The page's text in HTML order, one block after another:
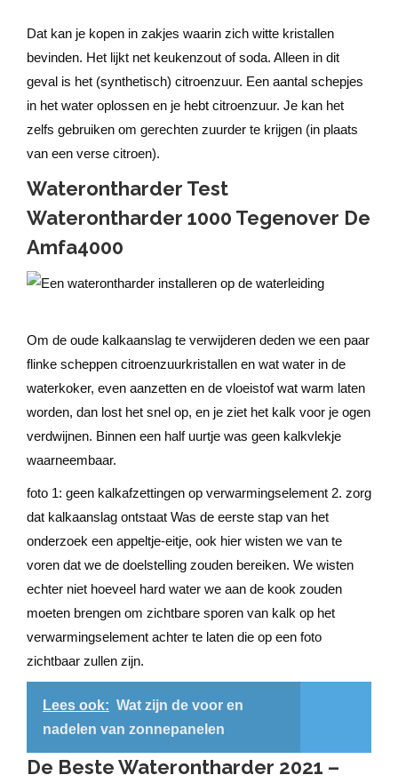
Dat kan je kopen in zakjes waarin zich witte kristallen
bevinden. Het lijkt net keukenzout of soda. Alleen in dit
geval is het (synthetisch) citroenzuur. Een aantal schepjes
in het water oplossen en je hebt citroenzuur. Je kan het
zelfs gebruiken om gerechten zuurder te krijgen (in plaats
van een verse citroen).
Waterontharder Test
Waterontharder 1000 Tegenover De
Amfa4000
Om de oude kalkaanslag te verwijderen deden we een paar
flinke scheppen citroenzuurkristallen en wat water in de
waterkoker, even aanzetten en de vloeistof wat warm laten
worden, dan lost het snel op, en je ziet het kalk voor je ogen
verdwijnen. Binnen een half uurtje was geen kalkvlekje
waarneembaar.
foto 1: geen kalkafzettingen op verwarmingselement 2. zorg
dat kalkaanslag ontstaat Was de eerste stap van het
onderzoek een appeltje-eitje, ook hier wisten we van te
voren dat we de doelstelling zouden bereiken. We wisten
echter niet hoeveel hard water we aan de kook zouden
moeten brengen om zichtbare sporen van kalk op het
verwarmingselement achter te laten die op een foto
zichtbaar zullen zijn.
Lees ook: Wat zijn de voor en
nadelen van zonnepanelen
De Beste Waterontharder 2021 –